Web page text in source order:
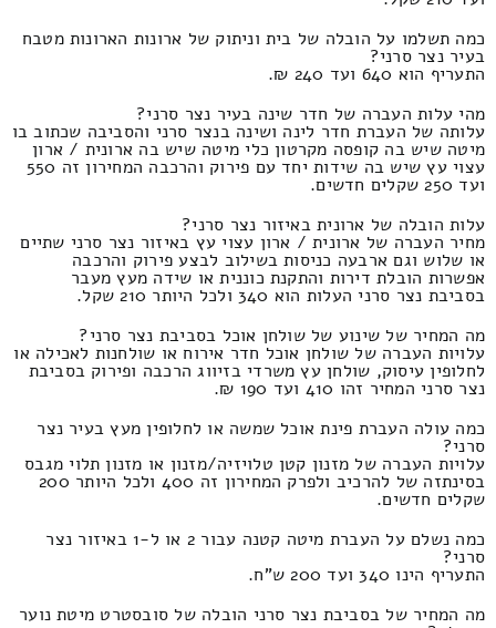
כמה תשלמו על הובלה של בית וניתוק של ארונות הארונות מטבח
בעיר נצר סרני?
התעריף הוא 640 ועד 240 ₪.
מהי עלות העברה של חדר שינה בעיר נצר סרני?
עלותה של העברת חדר לינה ושינה בנצר סרני והסביבה שכתוב בו
מיטה שיש בה קופסה מקרטון כלי מיטה שיש בה ארונית / ארון
עצוי עץ שיש בה שידות יחד עם פירוק והרכבה המחירון זה 550
ועד 250 שקלים חדשים.
עלות הובלה של ארונית באיזור נצר סרני?
מחיר העברה של ארונית / ארון עצוי עץ באיזור נצר סרני שתיים
או שלוש וגם ארבעה כניסות בשילוב לבצע פירוק והרכבה
אפשרות הובלת דירות והתקנת כוננית או שידה מעץ מעבר
בסביבת נצר סרני העלות הוא 340 ולכל היותר 210 שקל.
מה המחיר של שינוע של שולחן אוכל בסביבת נצר סרני?
עלויות העברה של שולחן אוכל חדר אירוח או שולחנות לאכילה או
לחלופין עיסוק, שולחן עץ משרדי בזיווג הרכבה ופירוק בסביבת
נצר סרני המחיר זהו 410 ועד 190 ₪.
כמה עולה העברת פינת אוכל שמשה או לחלופין מעץ בעיר נצר
סרני?
עלויות העברה של מזנון קטן טלויזיה/מזנון או מזנון תלוי מגבס
בסינתזה של להרכיב ולפרק המחירון זה 400 ולכל היותר 200
שקלים חדשים.
כמה נשלם על העברת מיטה קטנה עבור 2 או ל-1 באיזור נצר
סרני?
התעריף הינו 340 ועד 200 ש"ח.
מה המחיר של בסביבת נצר סרני הובלה של סובסטרט מיטת נוער